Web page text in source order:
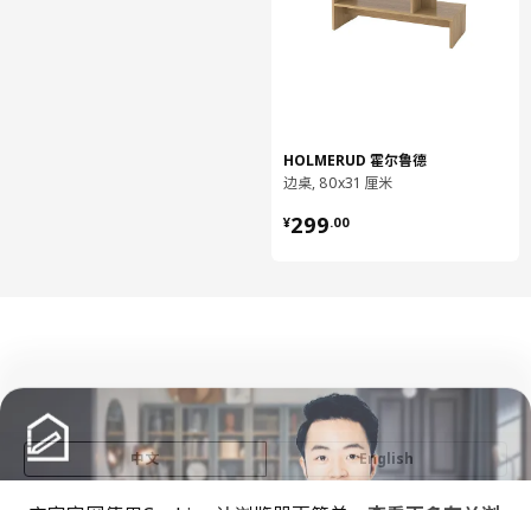
HOLMERUD 霍尔鲁德
边桌, 80x31 厘米
¥299.00
¥ 299.00
中文 English